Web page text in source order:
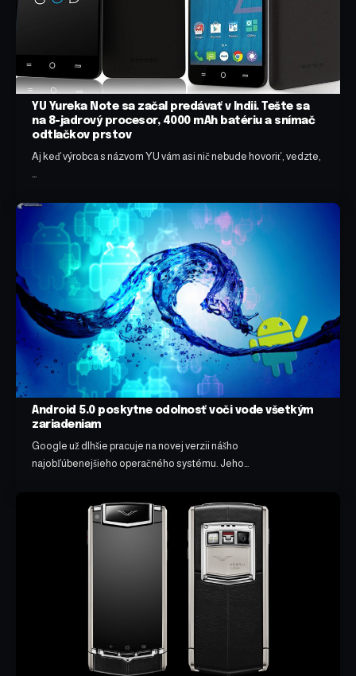
YU Yureka Note sa začal predávať v Indii. Tešte sa
na 8-jadrový procesor, 4000 mAh batériu a snímač
odtlačkov prstov
Aj keď výrobca s názvom YU vám asi nič nebude hovoriť, vedzte,
Android 5.0 poskytne odolnosť voči vode všetkým
zariadeniam
Google už dlhšie pracuje na novej verzii nášho
najobľúbenejšieho operačného systému. Jeho…